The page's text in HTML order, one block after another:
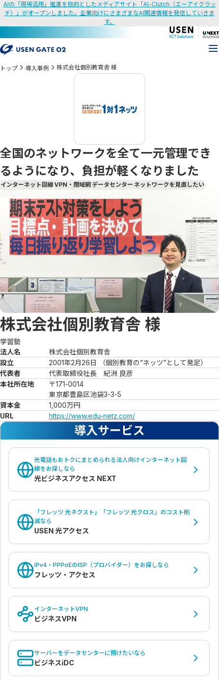
AIの「現場活用」推進を目的としたメディアサイト「AI-Clutch（エーアイクラッ
チ）」がオープンしました。企業向けにさまざまなAI関連情報を発信していきま
す。
トップ 導入事例 株式会社個別教育舎 様
全国のネットワークを全て一元管理でき
るようになり、負担が軽くなりました
インターネット回線VPN・閉域網 データセンター ネットワークを見直したい
株式会社個別教育舎 様
学習塾
法人名
株式会社個別教育舎
設立
2001年2月26日 （個別教育の“ネッツ”として発足）
代表者
代表取締役社長　紀洲 良彦
本社所在地
〒171-0014
東京都豊島区池袋3-3-5
資本金
1,000万円
URL
https://www.edu-netz.com/
導入サービス
光電話もおトクにまとめられる法人向けインターネット回
線をお探しなら
光ビジネスアクセス NEXT
「フレッツ 光ネクスト」「フレッツ 光クロス」のコスト削
減なら
USEN 光アクセス
IPv4・PPPoEのISP（プロバイダー）をお探しなら
フレッツ・アクセス
インターネットVPN
ビジネスVPN
サーバーをデータセンターに預けたいなら
ビジネスiDC